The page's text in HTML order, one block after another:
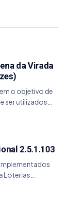
da Virada
o objetivo de
ser utilizados
O mesmo
comum,
desde que
2.5.1.103
Loterias
na parte
Mega Sena,